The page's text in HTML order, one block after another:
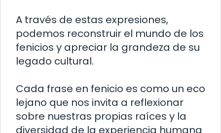
A través de estas expresiones,
podemos reconstruir el mundo de los
fenicios y apreciar la grandeza de su
legado cultural.
Cada frase en fenicio es como un eco
lejano que nos invita a reflexionar
sobre nuestras propias raíces y la
diversidad de la experiencia humana